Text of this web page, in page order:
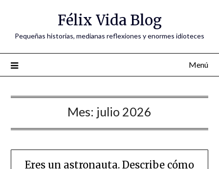
Félix Vida Blog
Pequeñas historias, medianas reflexiones y enormes idioteces
Menú
Mes: julio 2026
Eres un astronauta. Describe cómo